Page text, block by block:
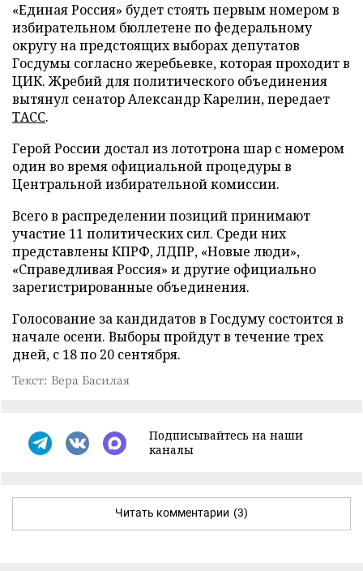
«Единая Россия» будет стоять первым номером в
избирательном бюллетене по федеральному
округу на предстоящих выборах депутатов
Госдумы согласно жеребьевке, которая проходит в
ЦИК. Жребий для политического объединения
вытянул сенатор Александр Карелин, передает
ТАСС.
Герой России достал из лототрона шар с номером
один во время официальной процедуры в
Центральной избирательной комиссии.
Всего в распределении позиций принимают
участие 11 политических сил. Среди них
представлены КПРФ, ЛДПР, «Новые люди»,
«Справедливая Россия» и другие официально
зарегистрированные объединения.
Голосование за кандидатов в Госдуму состоится в
начале осени. Выборы пройдут в течение трех
дней, с 18 по 20 сентября.
Текст: Вера Басилая
Подписывайтесь на наши
каналы
Читать комментарии (3)